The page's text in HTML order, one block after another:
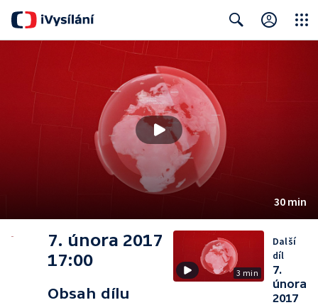
30 min
7. února 2017
17:00
Obsah dílu
3 min
Další
díl
7.
února
2017